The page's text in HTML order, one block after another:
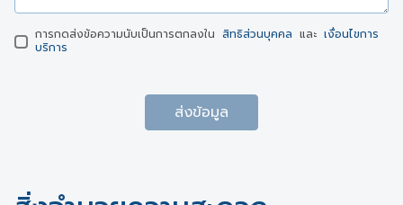
การกดส่งข้อความนับเป็นการตกลงใน สิทธิส่วนบุคคล และ เงื่อนไขการ
บริการ
ส่งข้อมูล